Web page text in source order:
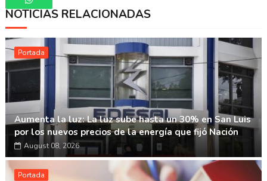
Whatsapp
NOTICIAS RELACIONADAS
Portada
Aumenta la luz: La luz sube hasta un 30% en San Luis
por los nuevos precios de la energía que fijó Nación
August 08, 2026
Portada